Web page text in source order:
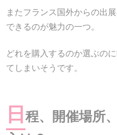
またフランス国外からの出
できるのが魅力の一つ。
どれを購入するのか選ぶの
てしまいそうです。
日程、開催場所